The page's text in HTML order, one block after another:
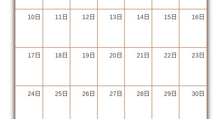
10日 11日 12日 13日 14日 15日 16日
17日 18日 19日 20日 21日 22日 23日
24日 25日 26日 27日 28日 29日 30日